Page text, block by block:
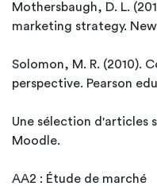
Mothersbaugh, D. L.
marketing strategy.
Solomon, M. R. (2010).
perspective. Pearson
Une sélection d'articles
Moodle.
AA2 : Étude de marché